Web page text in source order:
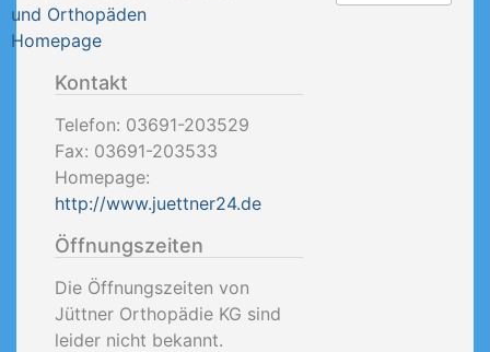
und Orthopäden
Homepage
Kontakt
Telefon: 03691-203529
Fax: 03691-203533
Homepage:
http://www.juettner24.de
Öffnungszeiten
Die Öffnungszeiten von
Jüttner Orthopädie KG sind
leider nicht bekannt.